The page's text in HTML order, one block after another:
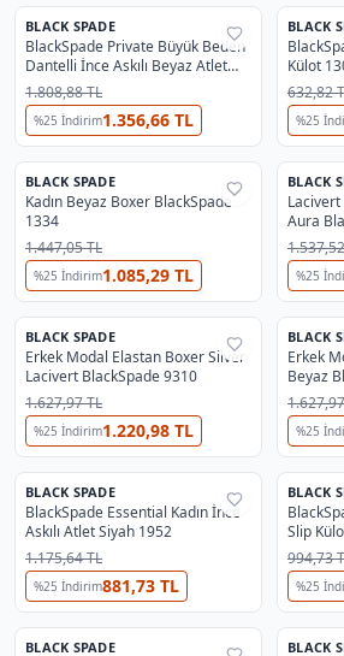
%25
BLACK SPADE
BlackSpade Private Büyük Beden
Dantelli İnce Askılı Beyaz Atlet
1984
1.808,88 TL
%25 İndirim1.356,66 TL
%25
BLACK
Külot
632,82
%25
%25
BLACK SPADE
Kadın Beyaz Boxer BlackSpade
1334
1.447,05 TL
%25 İndirim1.085,29 TL
%25
BLACK
Aura
%25
%25
BLACK SPADE
Erkek Modal Elastan Boxer Silver
Lacivert BlackSpade 9310
1.627,97 TL
%25 İndirim1.220,98 TL
%25
BLACK
Erkek
Beyaz
%25
%25
BLACK SPADE
BlackSpade Essential Kadın İnce
Askılı Atlet Siyah 1952
1.175,64 TL
%25 İndirim881,73 TL
%25
BLACK
Slip
994,73
%25
%25
BLACK SPADE %25
BLACK